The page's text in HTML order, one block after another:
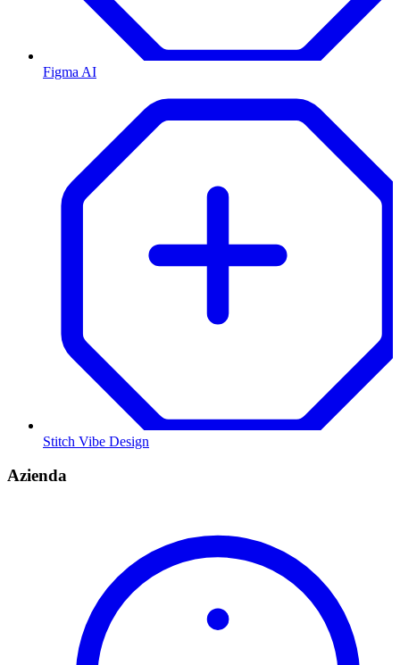
Figma AI
Stitch Vibe Design
Azienda